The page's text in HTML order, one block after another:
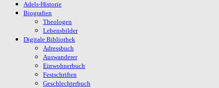
Adels-Historie
Biografien
Theologen
Lebensbilder
Digitale Bibliothek
Adressbuch
Auswanderer
Einwohnerbuch
Festschriften
Geschlechterbuch